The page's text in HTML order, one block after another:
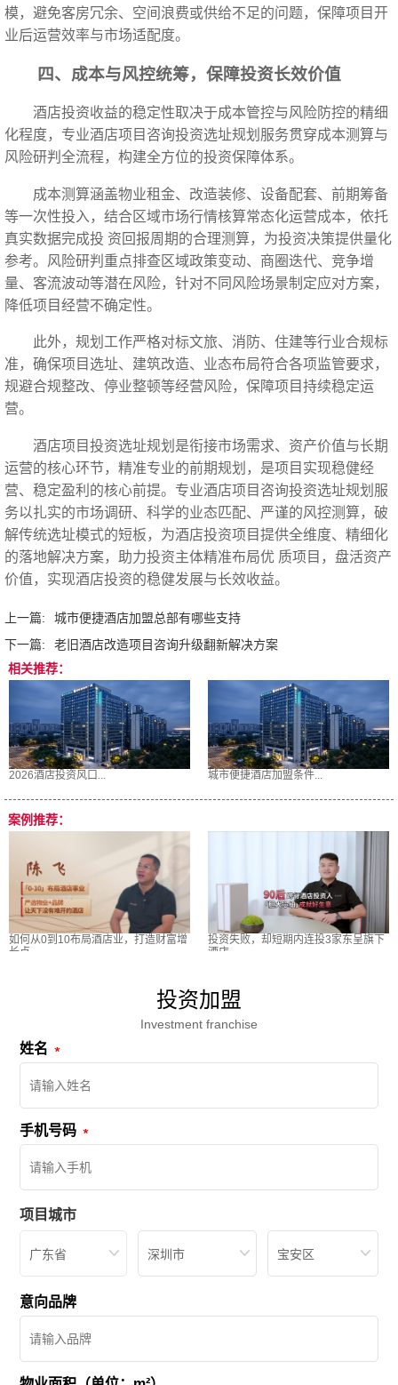
模，避免客房冗余、空间浪费或供给不足的问题，保障项目开
业后运营效率与市场适配度。
四、成本与风控统筹，保障投资长效价值
酒店投资收益的稳定性取决于成本管控与风险防控的精细
化程度，专业酒店项目咨询投资选址规划服务贯穿成本测算与
风险研判全流程，构建全方位的投资保障体系。
成本测算涵盖物业租金、改造装修、设备配套、前期筹备
等一次性投入，结合区域市场行情核算常态化运营成本，依托
真实数据完成投 资回报周期的合理测算，为投资决策提供量化
参考。风险研判重点排查区域政策变动、商圈迭代、竞争增
量、客流波动等潜在风险，针对不同风险场景制定应对方案，
降低项目经营不确定性。
此外，规划工作严格对标文旅、消防、住建等行业合规标
准，确保项目选址、建筑改造、业态布局符合各项监管要求，
规避合规整改、停业整顿等经营风险，保障项目持续稳定运
营。
酒店项目投资选址规划是衔接市场需求、资产价值与长期
运营的核心环节，精准专业的前期规划，是项目实现稳健经
营、稳定盈利的核心前提。专业酒店项目咨询投资选址规划服
务以扎实的市场调研、科学的业态匹配、严谨的风控测算，破
解传统选址模式的短板，为酒店投资项目提供全维度、精细化
的落地解决方案，助力投资主体精准布局优 质项目，盘活资产
价值，实现酒店投资的稳健发展与长效收益。
上一篇:
城市便捷酒店加盟总部有哪些支持
下一篇:
老旧酒店改造项目咨询升级翻新解决方案
相关推荐：
2026酒店投资风口... 城市便捷酒店加盟条件...
案例推荐：
如何从0到10布局酒店业，打造财富增
长点
投资失败，却短期内连投3家东呈旗下
酒店
投资加盟
Investment franchise
姓名
手机号码
项目城市
广东省 深圳市 宝安区
意向品牌